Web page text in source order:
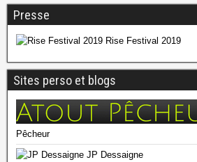
Presse
Rise Festival 2019
Sites perso et blogs
Pêcheur
JP Dessaigne